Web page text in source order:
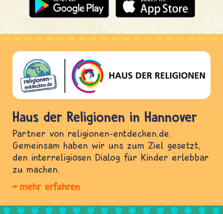
Haus der Religionen in Hannover
Partner von religionen-entdecken.de.
Gemeinsam haben wir uns zum Ziel gesetzt,
den interreligiösen Dialog für Kinder erlebbar
zu machen.
mehr erfahren